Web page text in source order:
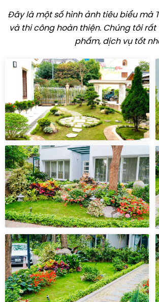
Đây là một số hình ảnh tiêu biểu mà
và thi công hoàn thiện. Chúng tôi
phẩm, dịch vụ tốt